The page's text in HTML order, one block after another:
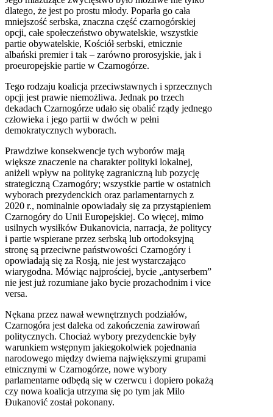
dlatego, że jest po prostu młody. Poparła go cała
mniejszość serbska, znaczna część czarnogórskiej
opcji, całe społeczeństwo obywatelskie, wszystkie
partie obywatelskie, Kościół serbski, etnicznie
albański premier i tak – zarówno prorosyjskie, jak i
proeuropejskie partie w Czarnogórze.
Tego rodzaju koalicja przeciwstawnych i sprzecznych
opcji jest prawie niemożliwa. Jednak po trzech
dekadach Czarnogórze udało się obalić rządy jednego
człowieka i jego partii w dwóch w pełni
demokratycznych wyborach.
Prawdziwe konsekwencje tych wyborów mają
większe znaczenie na charakter polityki lokalnej,
aniżeli wpływ na politykę zagraniczną lub pozycję
strategiczną Czarnogóry; wszystkie partie w ostatnich
wyborach prezydenckich oraz parlamentarnych z
2020 r., nominalnie opowiadały się za przystąpieniem
Czarnogóry do Unii Europejskiej. Co więcej, mimo
usilnych wysiłków Đukanovicia, narracja, że politycy
i partie wspierane przez serbską lub ortodoksyjną
stronę są przeciwne państwowości Czarnogóry i
opowiadają się za Rosją, nie jest wystarczająco
wiarygodna. Mówiąc najprościej, bycie „antyserbem”
nie jest już rozumiane jako bycie prozachodnim i vice
versa.
Nękana przez nawał wewnętrznych podziałów,
Czarnogóra jest daleka od zakończenia zawirowań
politycznych. Chociaż wybory prezydenckie były
warunkiem wstępnym jakiegokolwiek pojednania
narodowego między dwiema największymi grupami
etnicznymi w Czarnogórze, nowe wybory
parlamentarne odbędą się w czerwcu i dopiero pokażą
czy nowa koalicja utrzyma się po tym jak Milo
Đukanović został pokonany.